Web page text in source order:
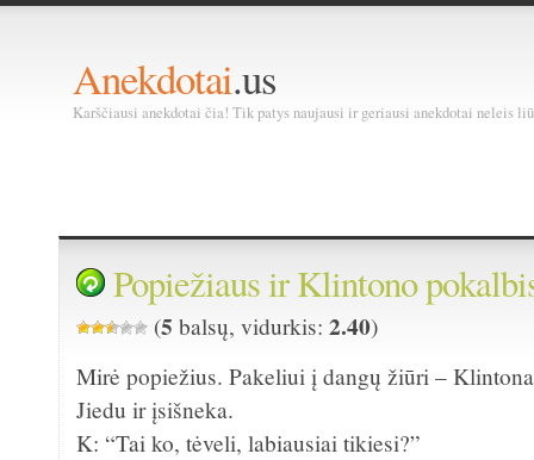
Anekdotai.us
Karščiausi anekdotai čia! Tik patys naujausi ir geriausi anekdotai neleis
Popiežiaus ir Klintono
(5 balsų, vidurkis:2.40)
Mirė popiežius. Pakeliui į dangų žiūri –
Jiedu ir įsišneka.
K: “Tai ko, tėveli, labiausiai tikiesi?”